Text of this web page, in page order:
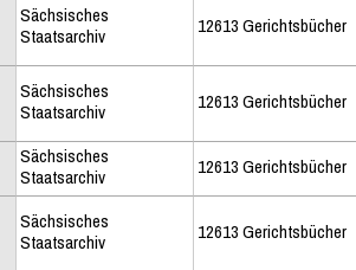
Sächsisches
Staatsarchiv
12613 Gerichtsbücher
Sächsisches
Staatsarchiv
12613 Gerichtsbücher
Sächsisches
Staatsarchiv
12613 Gerichtsbücher
Sächsisches
Staatsarchiv
12613 Gerichtsbücher